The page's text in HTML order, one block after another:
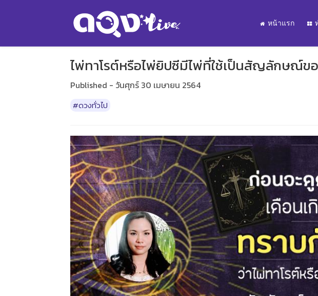
หน้าแรก
ไพ่ทาโรต์หรือไพ่ยิปซีมีไพ่ที่ใช้เป็นสัญลักษณ์ข
Published - วันศุกร์ 30 เมษายน 2564
#ดวงทั่วไป